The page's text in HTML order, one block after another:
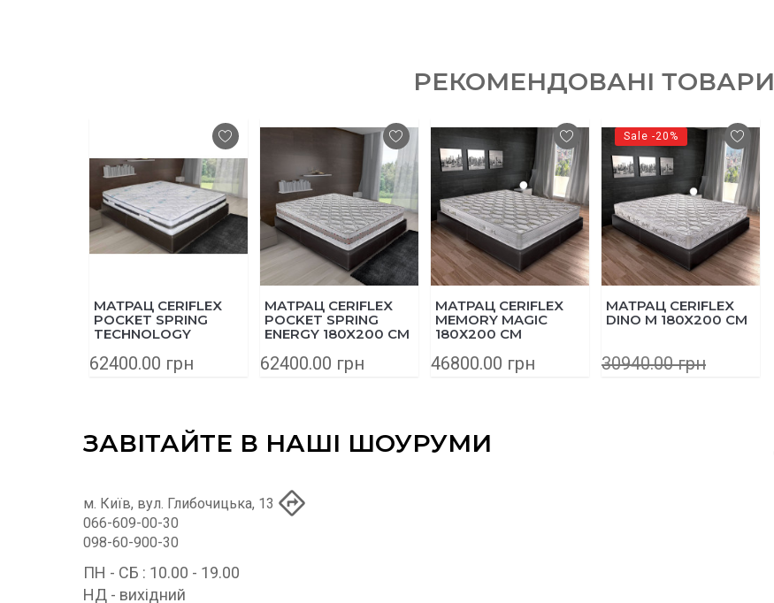
РЕКОМЕНДОВАНІ ТОВАРИ
МАТРАЦ CERIFLEX
POCKET SPRING
TECHNOLOGY
62400.00 грн
МАТРАЦ CERIFLEX
POCKET SPRING
ENERGY 180X200 СМ
62400.00 грн
МАТРАЦ CERIFLEX
MEMORY MAGIC
180Х200 СМ
46800.00 грн
Sale -20%
МАТРАЦ CERIFLEX
DINO M 180X200 СМ
30940.00 грн
ЗАВІТАЙТЕ В НАШІ ШОУРУМИ
м. Київ, вул. Глибочицька, 13
066-609-00-30
098-60-900-30
ПН - СБ : 10.00 - 19.00
НД - вихідний